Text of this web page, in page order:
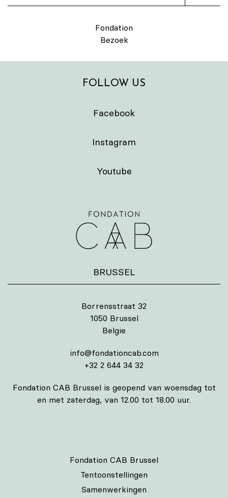
Fondation
Bezoek
FOLLOW US
Facebook
Instagram
Youtube
BRUSSEL
Borrensstraat 32
1050 Brussel
Belgie
info@fondationcab.com
+32 2 644 34 32
Fondation CAB Brussel is geopend van woensdag tot
en met zaterdag, van 12.00 tot 18.00 uur.
Fondation CAB Brussel
Tentoonstellingen
Samenwerkingen